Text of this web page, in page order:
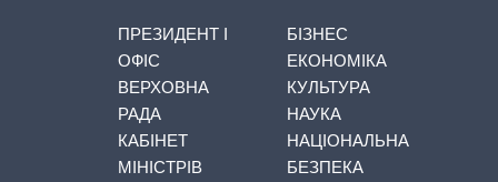
ПРЕЗИДЕНТ І
ОФІС
ВЕРХОВНА
РАДА
КАБІНЕТ
МІНІСТРІВ
БІЗНЕС
ЕКОНОМІКА
КУЛЬТУРА
НАУКА
НАЦІОНАЛЬНА
БЕЗПЕКА